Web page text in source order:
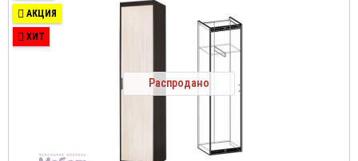
АКЦИЯ
ХИТ
Распродано